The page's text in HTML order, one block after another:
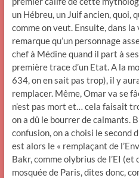
un Hébreu, un Juif ancien, quoi,
comme on veut. Ensuite, dans
remarque qu’un personnage
chef à Médine quand il part à
première trace d’un Etat. A la
634, on en sait pas trop), il y
remplacer. Même, Omar va se
n’est pas mort et… cela faisait
on a dû le bourrer de calmants.
confusion, on a choisi le second
est alors le « remplaçant de
Bakr, comme olybrius de l’EI (et
mosquée de Paris, dites donc,